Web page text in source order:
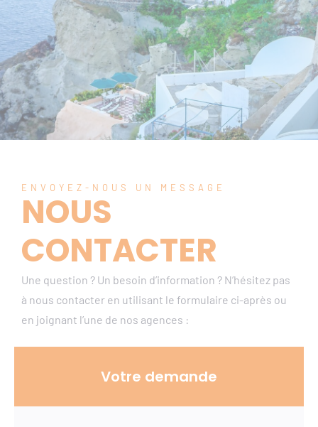
ENVOYEZ-NOUS UN MESSAGE
NOUS
CONTACTER
Une question ? Un besoin d’information ? N’hésitez pas
à nous contacter en utilisant le formulaire ci-après ou
en joignant l’une de nos agences :
Votre demande